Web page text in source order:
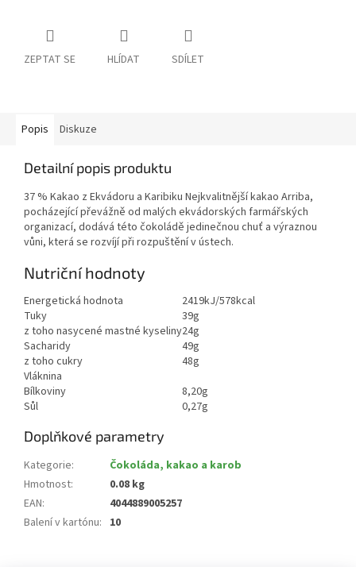
ZEPTAT SE HLÍDAT SDÍLET
Popis Diskuze
Detailní popis produktu
37 % Kakao z Ekvádoru a Karibiku Nejkvalitnější kakao Arriba,
pocházející převážně od malých ekvádorských farmářských
organizací, dodává této čokoládě jedinečnou chuť a výraznou
vůni, která se rozvíjí při rozpuštění v ústech.
Nutriční hodnoty
Energetická hodnota
2419kJ/578kcal
Tuky
39g
z toho nasycené mastné kyseliny24g
Sacharidy
49g
z toho cukry
48g
Vláknina
Bílkoviny
8,20g
Sůl
0,27g
Doplňkové parametry
Kategorie:
Čokoláda, kakao a karob
Hmotnost:
0.08 kg
EAN:
4044889005257
Balení v kartónu: 10